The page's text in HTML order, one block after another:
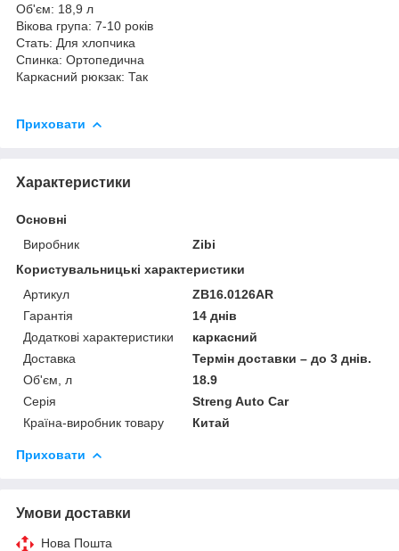
Об'єм: 18,9 л
Вікова група: 7-10 років
Стать: Для хлопчика
Спинка: Ортопедична
Каркасний рюкзак: Так
Приховати
Характеристики
Основні
Виробник
Zibi
Користувальницькі характеристики
Артикул
ZB16.0126AR
Гарантія
14 днів
Додаткові характеристики
каркасний
Доставка
Термін доставки – до 3 днів.
Об'єм, л
18.9
Серія
Streng Auto Car
Країна-виробник товару
Китай
Приховати
Умови доставки
Нова Пошта